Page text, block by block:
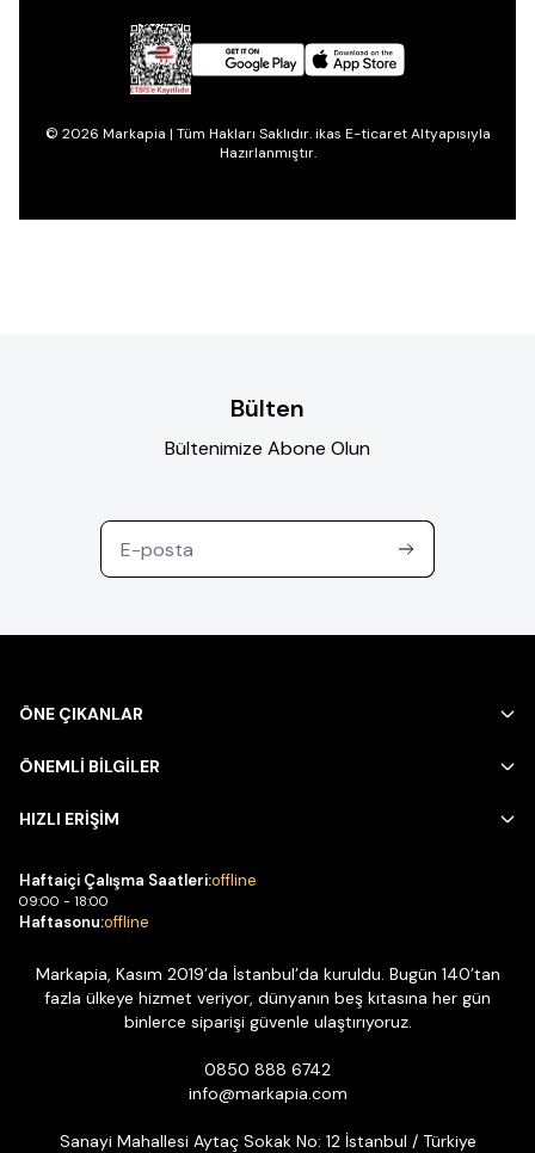
© 2026 Markapia | Tüm Hakları Saklıdır. ikas E-ticaret Altyapısıyla
Hazırlanmıştır.
Bülten
Bültenimize Abone Olun
ÖNE ÇIKANLAR
ÖNEMLİ BİLGİLER
HIZLI ERİŞİM
Haftaiçi Çalışma Saatleri:offline
09:00 - 18:00
Haftasonu:offline
Markapia, Kasım 2019’da İstanbul’da kuruldu. Bugün 140’tan
fazla ülkeye hizmet veriyor, dünyanın beş kıtasına her gün
binlerce siparişi güvenle ulaştırıyoruz.
0850 888 6742
info@markapia.com
Sanayi Mahallesi Aytaç Sokak No: 12 İstanbul / Türkiye